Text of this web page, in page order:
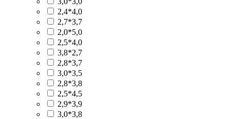
2,4*4,0
2,7*3,7
2,0*5,0
2,5*4,0
3,8*2,7
2,8*3,7
3,0*3,5
2,8*3,8
2,5*4,5
2,9*3,9
3,0*3,8